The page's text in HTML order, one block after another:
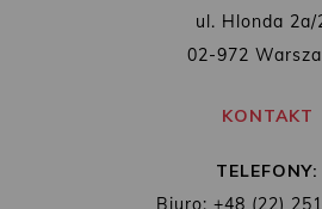
ul. Hlonda 2a/
02-972
KONTAKT
TELEFONY:
Biuro: +48 (22)